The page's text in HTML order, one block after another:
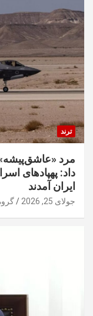
ترند
مرد «عاشق‌پیشه»
داد: پهپادهای
ایران آمدند
جولای 25, 2026